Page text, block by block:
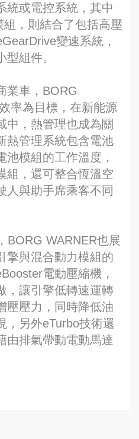
統或電控系統，其中
，則結合了包括高壓
變速系統，
型組件。
業車，BORG
率為目標，在新能源
中，熱管理也成為關
熱管理系統包含電池
池模組的工作溫度，
組，還可整合恆溫空
人與助手席乘客不同
BORG WARNER也展
擎與混合動力模組的
電動壓縮機，
，讓引擎低轉速運轉
壓壓力，同時降低油
，另外eTurbo技術還
由排氣帶動電動馬達